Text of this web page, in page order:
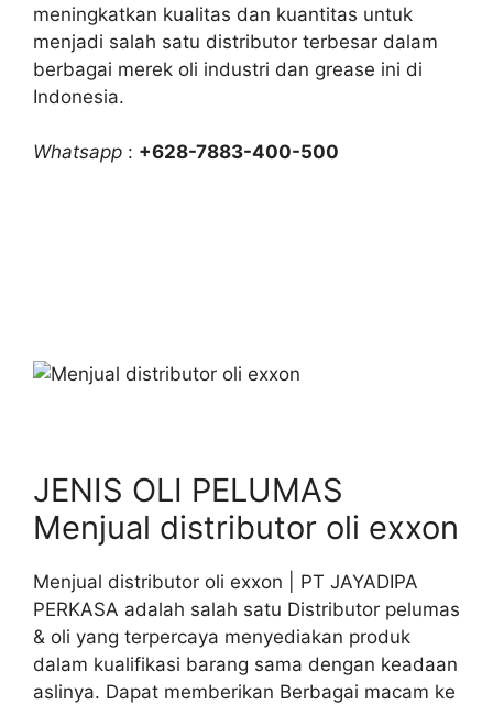
meningkatkan kualitas dan kuantitas untuk
menjadi salah satu distributor terbesar dalam
berbagai merek oli industri dan grease ini di
Indonesia.
Whatsapp : +628-7883-400-500
JENIS OLI PELUMAS
Menjual distributor oli exxon
Menjual distributor oli exxon | PT JAYADIPA
PERKASA adalah salah satu Distributor pelumas
& oli yang terpercaya menyediakan produk
dalam kualifikasi barang sama dengan keadaan
aslinya. Dapat memberikan Berbagai macam ke